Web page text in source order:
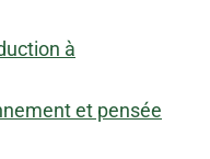
à
et pensée